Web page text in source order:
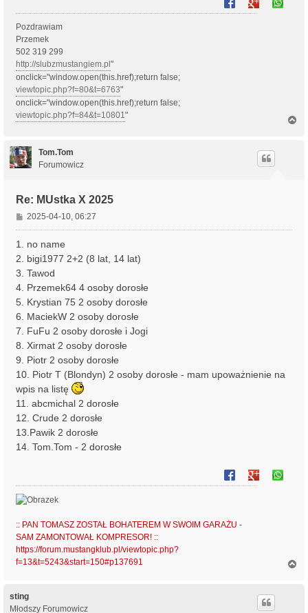
Pozdrawiam
Przemek
502 319 299
http://slubzmustangiem.pl "
onclick="window.open(this.href);return false;
viewtopic.php?f=80&t=6763"
onclick="window.open(this.href);return false;
viewtopic.php?f=84&t=10801"
Tom.Tom
Forumowicz
Re: MUstka X 2025
P
o
s
2025-04-10, 06:27
1. no name
2. bigi1977 2+2 (8 lat, 14 lat)
3. Tawod
4. Przemek64 4 osoby dorosłe
5. Krystian 75 2 osoby dorosłe
6. MaciekW 2 osoby dorosłe
7. FuFu 2 osoby dorosłe i Jogi
8. Xirmat 2 osoby dorosłe
9. Piotr 2 osoby dorosłe
10. Piotr T (Blondyn) 2 osoby dorosłe - mam upoważnienie na
wpis na listę
11. abcmichal 2 dorosłe
12. Crude 2 dorosłe
13.Pawik 2 dorosłe
14. Tom.Tom - 2 dorosłe
:: PAN TOMASZ ZOSTAŁ BOHATEREM W SWOIM GARAŻU -
SAM ZAMONTOWAŁ KOMPRESOR! ::
https://forum.mustangklub.pl/viewtopic.php?
f=13&t=5243&start=150#p137691
sting
Młodszy Forumowicz